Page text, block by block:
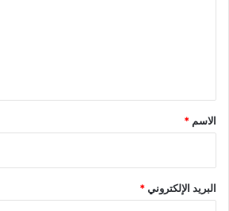
*
الاسم *
البريد الإلكتروني*